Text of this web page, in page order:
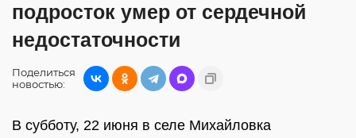
подросток умер от сердечной
недостаточности
Поделиться
новостью:
В субботу, 22 июня в селе Михайловка